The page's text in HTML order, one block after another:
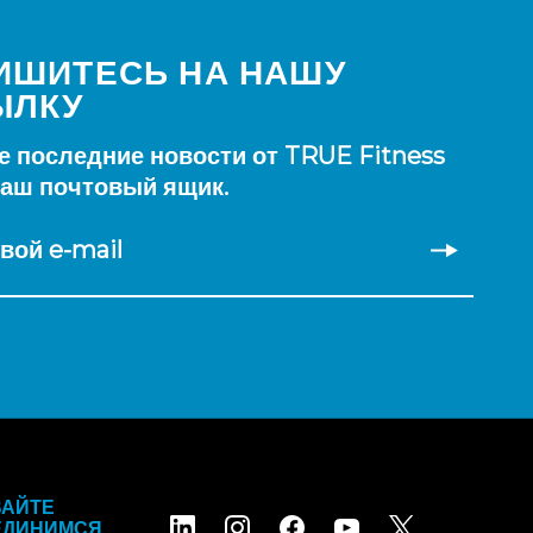
НА НАШУ
последние новости от TRUE Fitness
почтовый ящик.
e-mail